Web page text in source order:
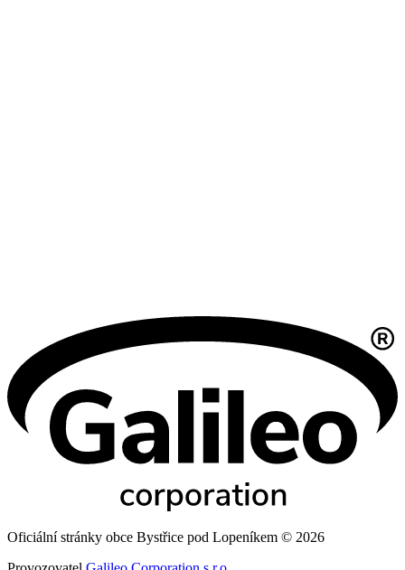
Oficiální stránky obce Bystřice pod Lopeníkem © 2026